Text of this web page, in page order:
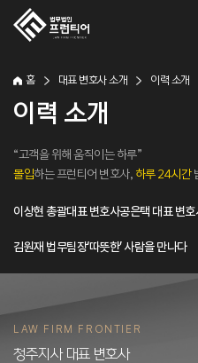
홈 대표 변호사 소개 이력 소개
이력 소개
“고객을 위해 움직이는 하루”
몰입하는 프런티어 변호사, 하루 24시간
이상현 총괄대표 변호사공은택 대표 변호
김원재 법무팀장‘따뜻한’ 사람을 만나다
LAW FIRM FRONTIER
청주지사 대표 변호사